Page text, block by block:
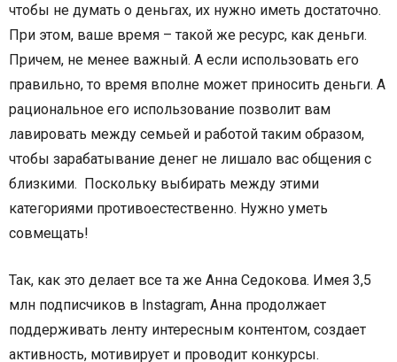
чтобы не думать о деньгах, их нужно иметь достаточно.
При этом, ваше время – такой же ресурс, как деньги.
Причем, не менее важный. А если использовать его
правильно, то время вполне может приносить деньги. А
рациональное его использование позволит вам
лавировать между семьей и работой таким образом,
чтобы зарабатывание денег не лишало вас общения с
близкими. Поскольку выбирать между этими
категориями противоестественно. Нужно уметь
совмещать!
Так, как это делает все та же Анна Седокова. Имея 3,5
млн подписчиков в Instagram, Анна продолжает
поддерживать ленту интересным контентом, создает
активность, мотивирует и проводит конкурсы.